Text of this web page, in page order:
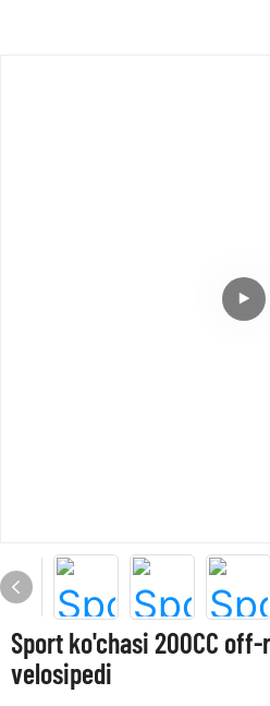
Sport ko'chasi 200CC
velosipedi